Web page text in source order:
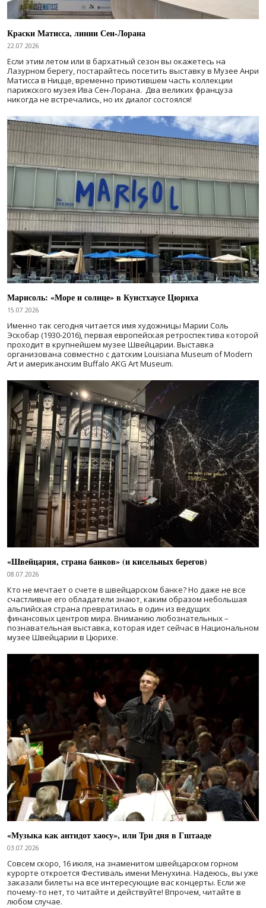
Краски Матисса, линии Сен-Лорана
22.07.2026
Если этим летом или в бархатный сезон вы окажетесь на
Лазурном берегу, постарайтесь посетить выставку в Музее Анри
Матисса в Ницце, временно приютившем часть коллекции
парижского музея Ива Сен-Лорана. Два великих француза
никогда не встречались, но их диалог состоялся!
Марисоль: «Море и солнце» в Кунстхаусе Цюриха
15.07.2026
Именно так сегодня читается имя художницы Марии Соль
Эскобар (1930-2016), первая европейская ретроспектива которой
проходит в крупнейшем музее Швейцарии. Выставка
организована совместно с датским Louisiana Museum of Modern
Art и американским Buffalo AKG Art Museum.
«Швейцария, страна банков» (и кисельных берегов)
08.07.2026
Кто не мечтает о счете в швейцарском банке? Но даже не все
счастливые его обладатели знают, каким образом небольшая
альпийская страна превратилась в один из ведущих
финансовых центров мира. Вниманию любознательных –
познавательная выставка, которая идет сейчас в Национальном
музее Швейцарии в Цюрихе.
«Музыка как антидот хаосу», или Три дня в Гштааде
03.07.2026
Совсем скоро, 16 июля, на знаменитом швейцарском горном
курорте откроется Фестиваль имени Менухина. Надеюсь, вы уже
заказали билеты на все интересующие вас концерты. Если же
почему-то нет, то читайте и действуйте! Впрочем, читайте в
любом случае.